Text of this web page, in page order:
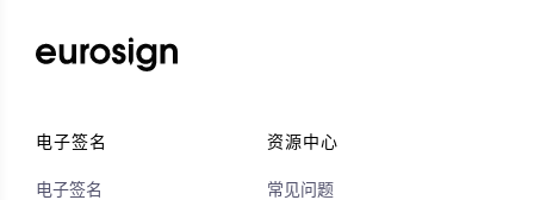
电子签名
电子签名
资源中心
常见问题